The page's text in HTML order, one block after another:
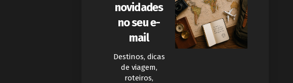
novidades
no seu e-
mail
Destinos, dicas
de viagem,
roteiros,